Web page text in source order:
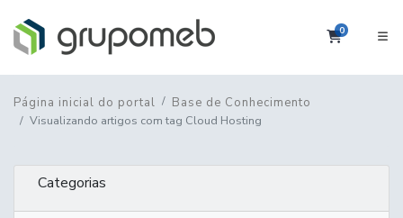
0Carrinho
Página inicial do portal Base de Conhecimento
Visualizando artigos com tag Cloud Hosting
Categorias